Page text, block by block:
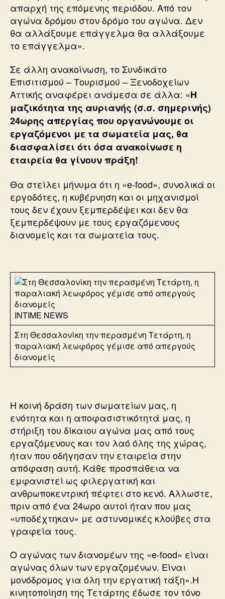
απαρχή της επόμενης περιόδου. Από τον
αγώνα δρόμου στον δρόμο του αγώνα. Δεν
θα αλλάξουμε επάγγελμα θα αλλάξουμε
το επάγγελμα».
Σε άλλη ανακοίνωση, το Συνδικάτο
Επισιτισμού – Τουρισμού – Ξενοδοχείων
Αττικής αναφέρει ανάμεσα σε άλλα: «Η
μαζικότητα της αυριανής (σ.σ. σημερινής)
24ωρης απεργίας που οργανώνουμε οι
εργαζόμενοι με τα σωματεία μας, θα
διασφαλίσει ότι όσα ανακοίνωσε η
εταιρεία θα γίνουν πράξη!
Θα στείλει μήνυμα ότι η «e-food», συνολικά οι
εργοδότες, η κυβέρνηση και οι μηχανισμοί
τους δεν έχουν ξεμπερδέψει και δεν θα
ξεμπερδέψουν με τους εργαζόμενους
διανομείς και τα σωματεία τους.
INTIME NEWS
Στη Θεσσαλονίκη την περασμένη Τετάρτη, η
παραλιακή λεωφόρος γέμισε από απεργούς
διανομείς
Η κοινή δράση των σωματείων μας, η
ενότητα και η αποφασιστικότητά μας, η
στήριξη του δίκαιου αγώνα μας από τους
εργαζόμενους και τον λαό όλης της χώρας,
ήταν που οδήγησαν την εταιρεία στην
απόφαση αυτή. Κάθε προσπάθεια να
εμφανιστεί ως φιλεργατική και
ανθρωποκεντρική πέφτει στο κενό. Αλλωστε,
πριν από ένα 24ωρο αυτοί ήταν που μας
«υποδέχτηκαν» με αστυνομικές κλούβες στα
γραφεία τους.
Ο αγώνας των διανομέων της «e-food» είναι
αγώνας όλων των εργαζομένων. Είναι
μονόδρομος για όλη την εργατική τάξη».Η
κινητοποίηση της Τετάρτης έδωσε τον τόνο